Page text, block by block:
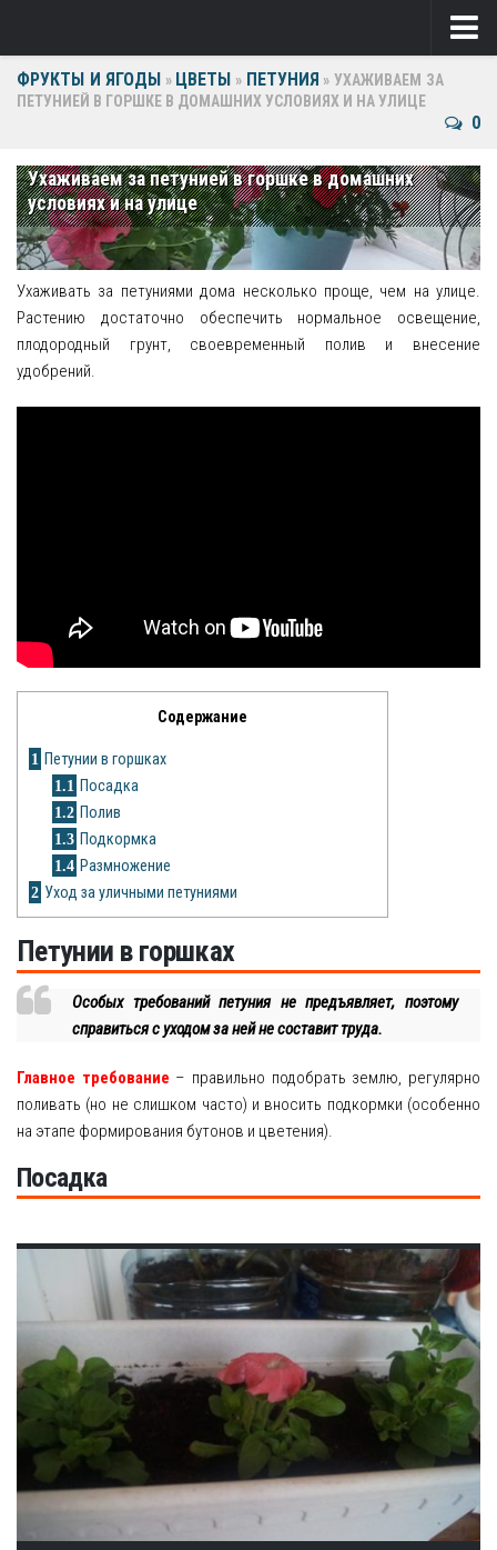
Ягоды
Клубника
Крыжовник
Малина
Фрукты
Ежевика
Картошка
Цветы
Драцена
Замиокулькас
Петуния
Рецепты
ФРУКТЫ И ЯГОДЫ » ЦВЕТЫ » ПЕТУНИЯ » УХАЖИВАЕМ ЗА
ПЕТУНИЕЙ В ГОРШКЕ В ДОМАШНИХ УСЛОВИЯХ И НА УЛИЦЕ
0
Ухаживаем за петунией в горшке в домашних
условиях и на улице
Ухаживать за петуниями дома несколько проще, чем на улице.
Растению достаточно обеспечить нормальное освещение,
плодородный грунт, своевременный полив и внесение
удобрений.
Содержание
1 Петунии в горшках
1.1 Посадка
1.2 Полив
1.3 Подкормка
1.4 Размножение
2 Уход за уличными петуниями
Петунии в горшках
Особых требований петуния не предъявляет, поэтому
справиться с уходом за ней не составит труда.
Главное требование – правильно подобрать землю, регулярно
поливать (но не слишком часто) и вносить подкормки (особенно
на этапе формирования бутонов и цветения).
Посадка